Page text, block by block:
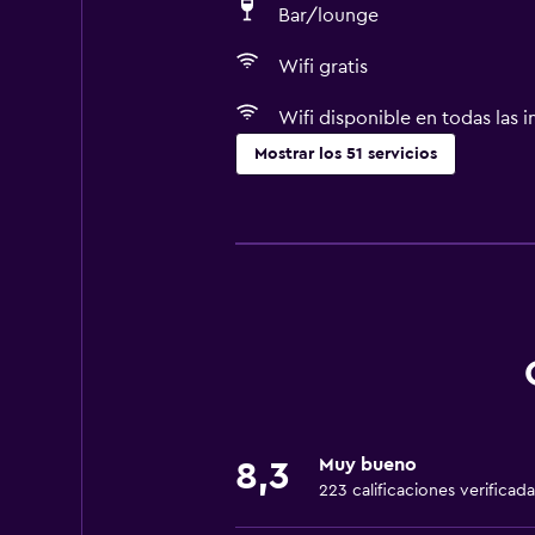
Bar/lounge
Wifi gratis
Wifi disponible en todas las
Mostrar los 51 servicios
Masajes
Sauna
8,3 Muy bueno
223 calificaciones